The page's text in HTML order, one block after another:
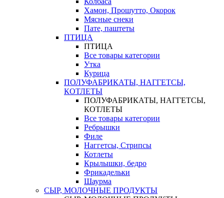
Хамон, Прошутто, Окорок
Мясные снеки
Пате, паштеты
ПТИЦА
ПТИЦА
Все товары категории
Утка
Курица
ПОЛУФАБРИКАТЫ, НАГГЕТСЫ,
КОТЛЕТЫ
ПОЛУФАБРИКАТЫ, НАГГЕТСЫ,
КОТЛЕТЫ
Все товары категории
Ребрышки
Филе
Наггетсы, Стрипсы
Котлеты
Крылышки, бедро
Фрикадельки
Шаурма
СЫР, МОЛОЧНЫЕ ПРОДУКТЫ